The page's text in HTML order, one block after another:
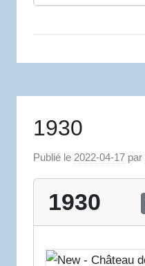
1930
Publié le 2022-04-17 par
1930